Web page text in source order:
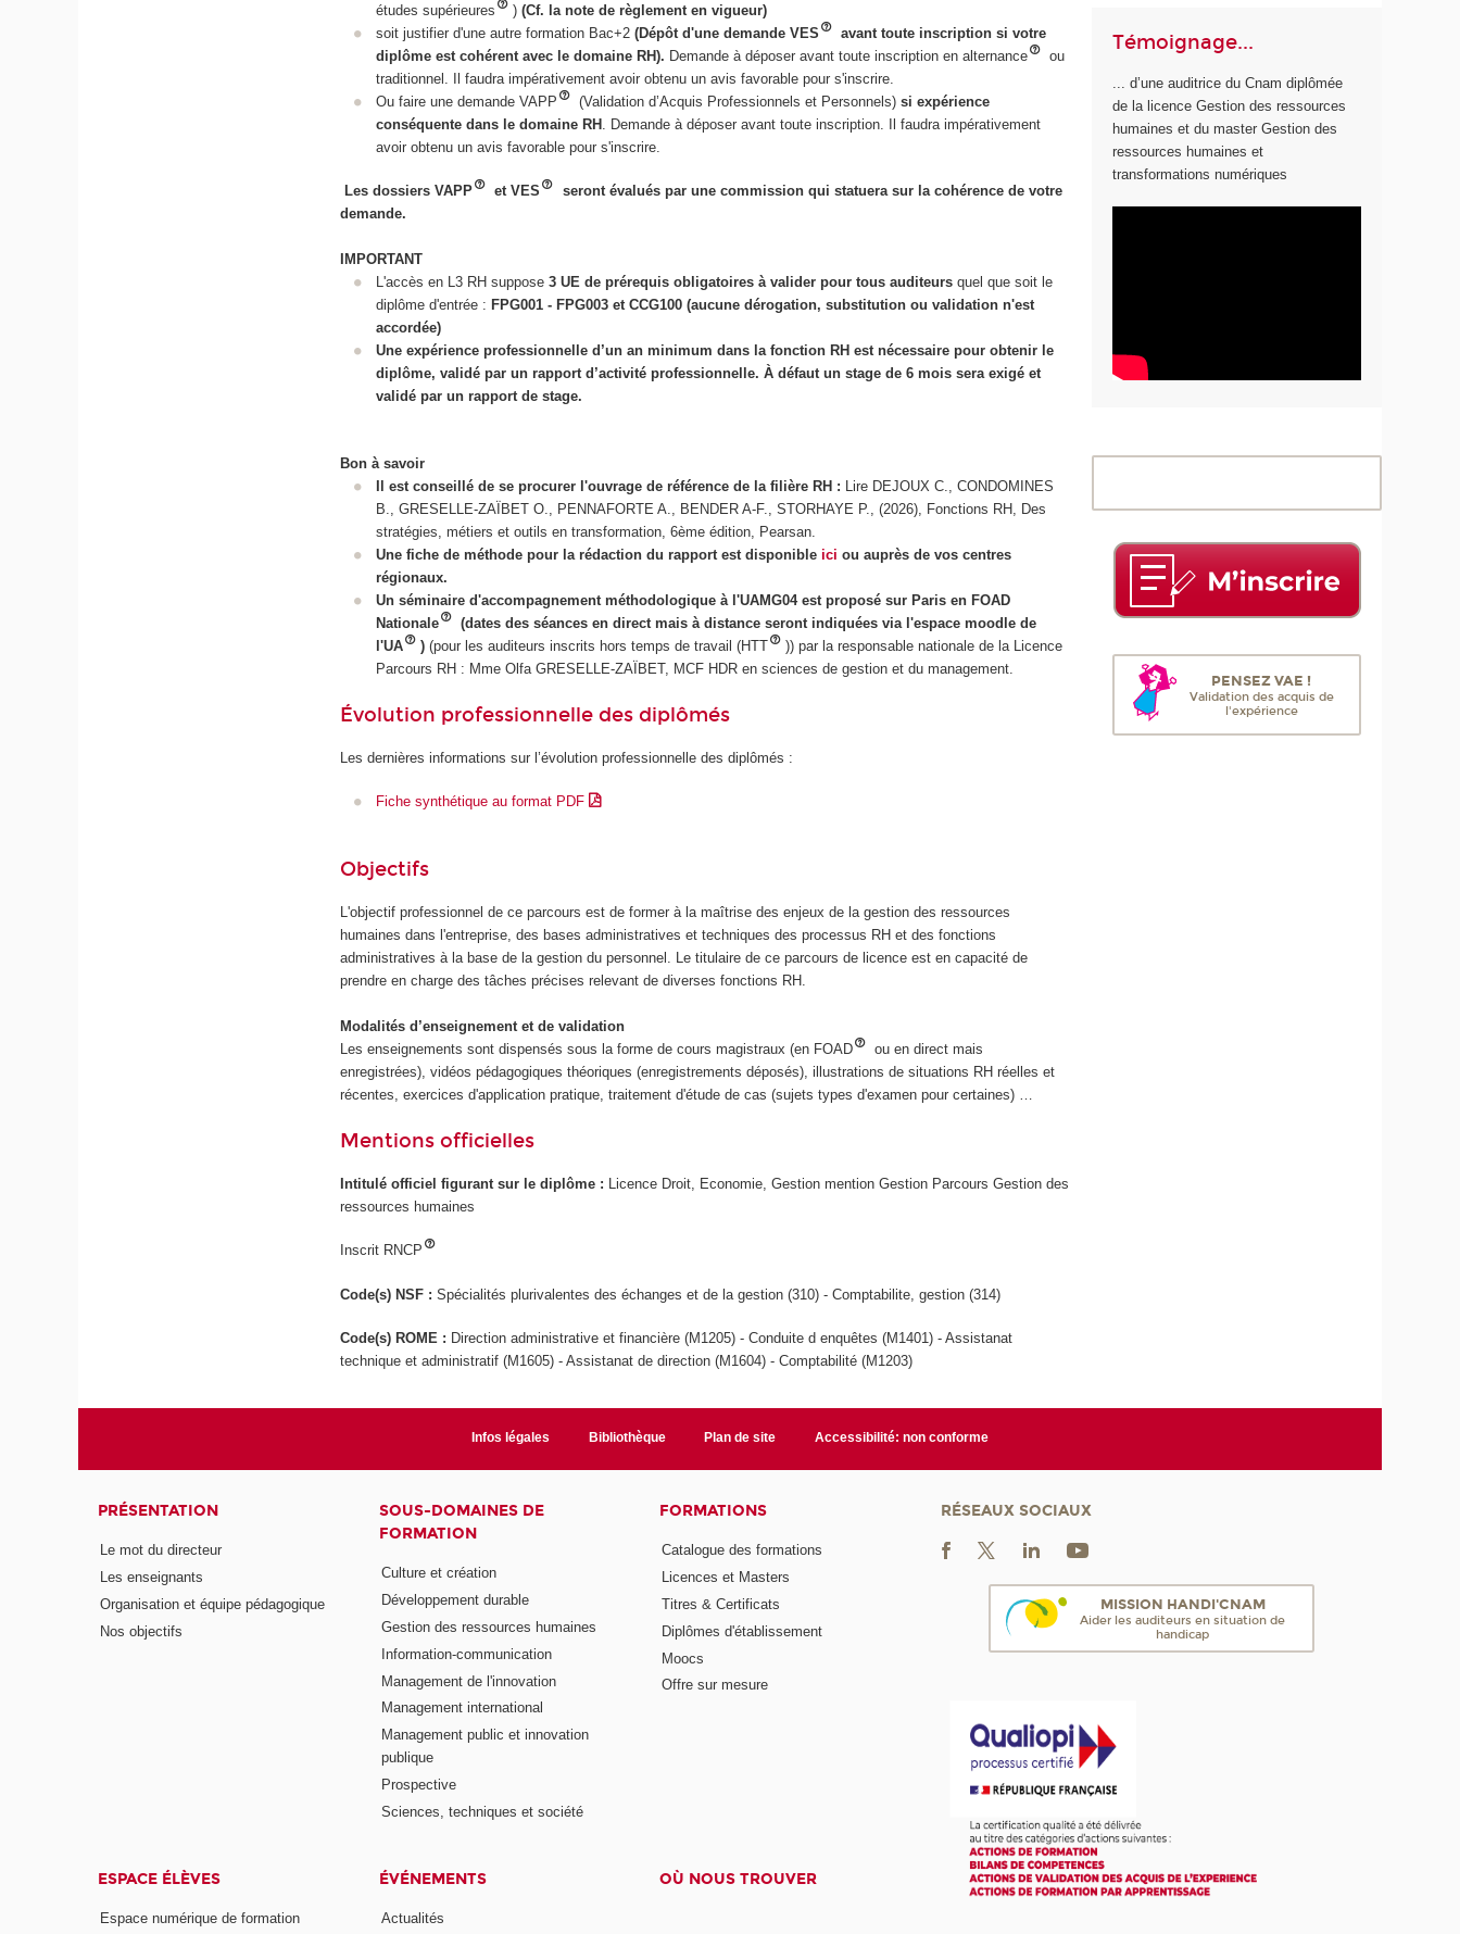
études supérieures
) (Cf. la note de règlement en vigueur)
soit justifier d'une autre formation Bac+2 (Dépôt d'une demande VES
avant toute inscription si votre
diplôme est cohérent avec le domaine RH). Demande à déposer avant toute inscription en alternance
ou
traditionnel. Il faudra impérativement avoir obtenu un avis favorable pour s'inscrire.
Ou faire une demande VAPP
(Validation d’Acquis Professionnels et Personnels) si expérience
conséquente dans le domaine RH
. Demande à déposer avant toute inscription. Il faudra impérativement
avoir obtenu un avis favorable pour s'inscrire.
Les dossiers VAPP et VES
seront évalués par une commission qui statuera sur la cohérence de votre
demande.
IMPORTANT
L'accès en L3 RH suppose3 UE de prérequis obligatoires à valider pour tous auditeurs quel que soit le
diplôme d'entrée : FPG001 - FPG003 et CCG100 (aucune dérogation, substitution ou validation n'est
accordée)
Une expérience professionnelle d’un an minimum dans la fonction RH est nécessaire pour obtenir le
diplôme, validé par un rapport d’activité professionnelle. À défaut un stage de 6 mois sera exigé et
validé par un rapport de stage.
Bon à savoir
Il est conseillé de se procurer l'ouvrage de référence de la filière RH :
Lire DEJOUX C., CONDOMINES
B., GRESELLE-ZAÏBET O., PENNAFORTE A., BENDER A-F., STORHAYE P., (2026), Fonctions RH, Des
stratégies, métiers et outils en transformation, 6ème édition, Pearsan.
Une fiche de méthode pour la rédaction du rapport est disponible ici ou auprès de vos centres
régionaux.
Un séminaire d'accompagnement méthodologique à l'UAMG04 est proposé sur Paris en FOAD
Nationale
(dates des séances en direct mais à distance seront indiquées via l'espace moodle de
l'UA
)(pour les auditeurs inscrits hors temps de travail (HTT
)) par la responsable nationale de la Licence
Parcours RH : Mme Olfa GRESELLE-ZAÏBET, MCF HDR en sciences de gestion et du management.
Évolution professionnelle des diplômés
Les dernières informations sur l’évolution professionnelle des diplômés :
Fiche synthétique au format PDF
Objectifs
L'objectif professionnel de ce parcours est de former à la maîtrise des enjeux de la gestion des ressources
humaines dans l'entreprise, des bases administratives et techniques des processus RH et des fonctions
administratives à la base de la gestion du personnel. Le titulaire de ce parcours de licence est en capacité de
prendre en charge des tâches précises relevant de diverses fonctions RH.
Modalités d’enseignement et de validation
Les enseignements sont dispensés sous la forme de cours magistraux (en FOAD
ou en direct mais
enregistrées), vidéos pédagogiques théoriques (enregistrements déposés), illustrations de situations RH réelles et
récentes, exercices d'application pratique, traitement d'étude de cas (sujets types d'examen pour certaines) …
Mentions officielles
Intitulé officiel figurant sur le diplôme : Licence Droit, Economie, Gestion mention Gestion Parcours Gestion des
ressources humaines
Inscrit RNCP
Code(s) NSF :Spécialités plurivalentes des échanges et de la gestion (310) - Comptabilite, gestion (314)
Code(s) ROME : Direction administrative et financière (M1205) - Conduite d enquêtes (M1401) - Assistanat
technique et administratif (M1605) - Assistanat de direction (M1604) - Comptabilité (M1203)
Témoignage...
... d’une auditrice du Cnam diplômée
de la licence Gestion des ressources
humaines et du master Gestion des
ressources humaines et
transformations numériques
PENSEZ VAE !
Validation des acquis de
l'expérience
Infos légales Bibliothèque Plan de site Accessibilité: non conforme
PRÉSENTATION
Le mot du directeur
Les enseignants
Organisation et équipe pédagogique
Nos objectifs
SOUS-DOMAINES DE
FORMATION
Culture et création
Développement durable
Gestion des ressources humaines
Information-communication
Management de l'innovation
Management international
Management public et innovation
publique
Prospective
Sciences, techniques et société
FORMATIONS
Catalogue des formations
Licences et Masters
Titres & Certificats
Diplômes d'établissement
Moocs
Offre sur mesure
ESPACE ÉLÈVES
Espace numérique de formation
ÉVÉNEMENTS
Actualités
OÙ NOUS TROUVER
RÉSEAUX SOCIAUX
MISSION HANDI'CNAM
Aider les auditeurs en situation de
handicap